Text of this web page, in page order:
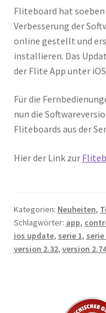
Fliteboard hat
Verbesserung der
online gestellt und
installieren. Das
der Flite App unter
Für die
nun die
Fliteboards aus der
Hier der Link zur
Kategorien: Neuheiten,
Schlagwörter: app,
ios update, serie 1, serie
version 2.32, version 2.74